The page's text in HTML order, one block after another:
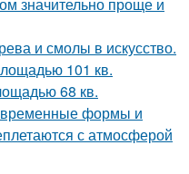
и смолы в искусство.
101 кв.
68 кв.
формы и
с атмосферой